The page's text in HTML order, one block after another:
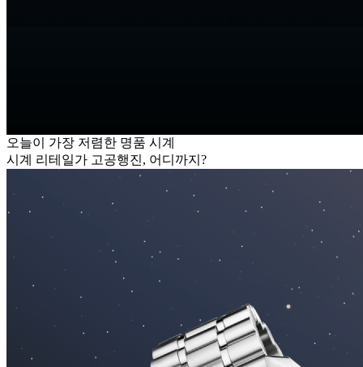
오늘이 가장 저렴한 명품 시계
시계 리테일가 고공행진, 어디까지?